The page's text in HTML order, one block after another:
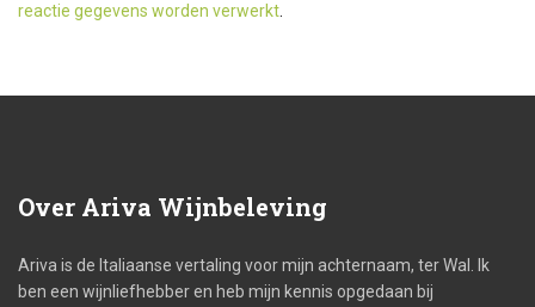
reactie gegevens worden verwerkt
Over Ariva Wijnbeleving
Ariva is de Italiaanse vertaling voor mijn achternaam, ter Wal. Ik
ben een wijnliefhebber en heb mijn kennis opgedaan bij